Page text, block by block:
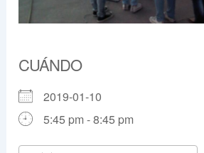
CUÁNDO
2019-01-10
5:45 pm - 8:45 pm